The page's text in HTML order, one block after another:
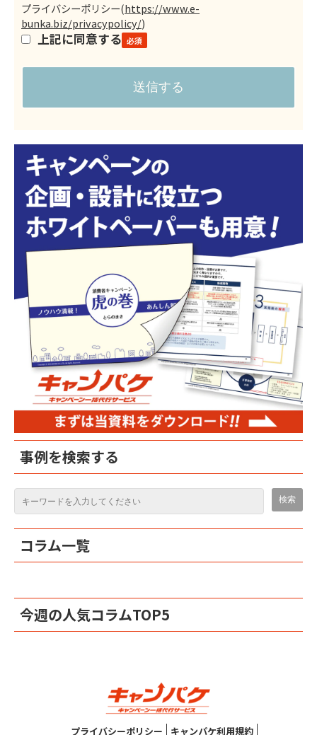
プライバシーポリシー(https://www.e-
bunka.biz/privacypolicy/)
上記に同意する
事例を検索する
コラム一覧
今週の人気コラムTOP5
プライバシーポリシー キャンパケ利用規約